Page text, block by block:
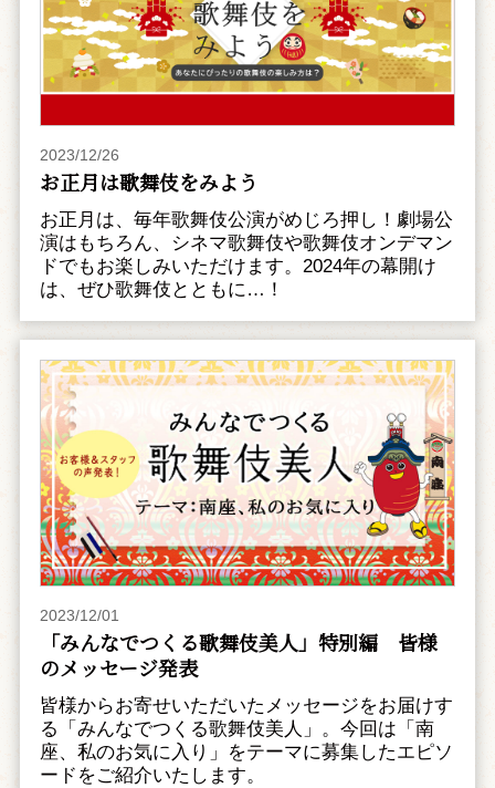
2023/12/26
お正月は歌舞伎をみよう
お正月は、毎年歌舞伎公演がめじろ押し！劇場公
演はもちろん、シネマ歌舞伎や歌舞伎オンデマン
ドでもお楽しみいただけます。2024年の幕開け
は、ぜひ歌舞伎とともに…！
2023/12/01
「みんなでつくる歌舞伎美人」特別編 皆様
のメッセージ発表
皆様からお寄せいただいたメッセージをお届けす
る「みんなでつくる歌舞伎美人」。今回は「南
座、私のお気に入り」をテーマに募集したエピソ
ードをご紹介いたします。